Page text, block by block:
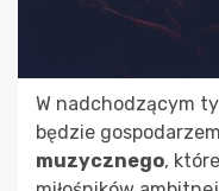
W nadchodzącym
będzie gospodarzem
muzycznego,